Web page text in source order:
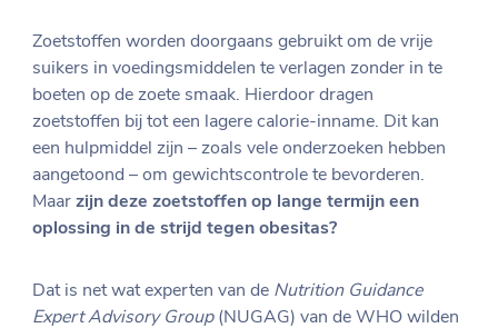
Zoetstoffen worden doorgaans gebruikt om de vrije
suikers in voedingsmiddelen te verlagen zonder in te
boeten op de zoete smaak. Hierdoor dragen
zoetstoffen bij tot een lagere calorie-inname. Dit kan
een hulpmiddel zijn – zoals vele onderzoeken hebben
aangetoond – om gewichtscontrole te bevorderen.
Maar zijn deze zoetstoffen op lange termijn een
oplossing in de strijd tegen obesitas?
Dat is net wat experten van de Nutrition Guidance
Expert Advisory Group(NUGAG) van de WHO wilden